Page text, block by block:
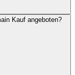
Kauf angeboten?